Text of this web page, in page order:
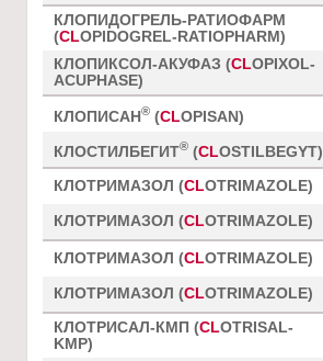
КЛОПИДОГРЕЛЬ-РАТИОФАРМ
(CLOPIDOGREL-RATIOPHARM)
КЛОПИКСОЛ-АКУФАЗ (CLOPIXOL-
ACUPHASE)
КЛОПИСАН® (CLOPISAN)
КЛОСТИЛБЕГИТ® (CLOSTILBEGYT)
КЛОТРИМАЗОЛ (CLOTRIMAZOLE)
КЛОТРИМАЗОЛ (CLOTRIMAZOLE)
КЛОТРИМАЗОЛ (CLOTRIMAZOLE)
КЛОТРИМАЗОЛ (CLOTRIMAZOLE)
КЛОТРИСАЛ-КМП (CLOTRISAL-
KMP)